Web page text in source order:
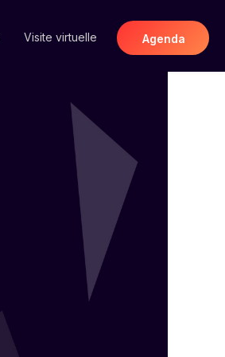
Visite virtuelle Agenda